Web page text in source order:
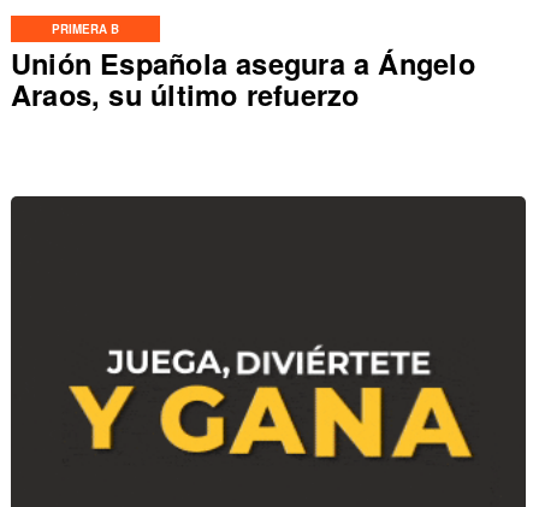
PRIMERA B
Unión Española asegura a Ángelo
Araos, su último refuerzo